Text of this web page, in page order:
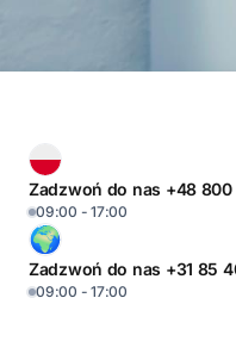
Zadzwoń do nas +48
09:00 - 17:00
Zadzwoń do nas +31 85
09:00 - 17:00